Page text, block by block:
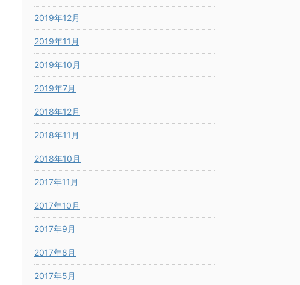
2019年12月
2019年11月
2019年10月
2019年7月
2018年12月
2018年11月
2018年10月
2017年11月
2017年10月
2017年9月
2017年8月
2017年5月